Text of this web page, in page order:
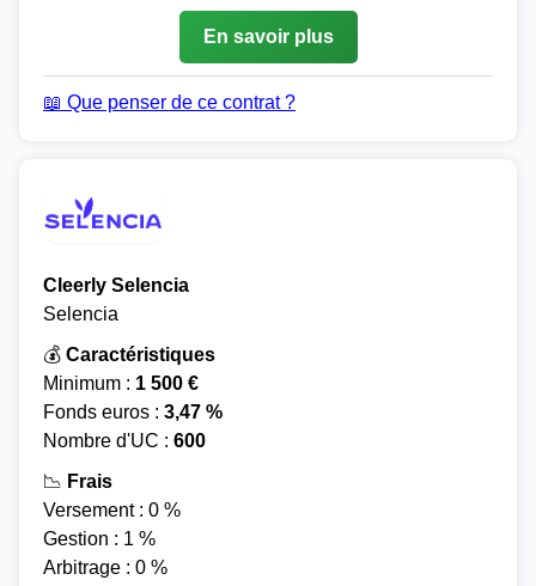
En savoir plus
📖 Que penser de ce contrat ?
Cleerly Selencia
Selencia
💰 Caractéristiques
Minimum : 1 500 €
Fonds euros : 3,47 %
Nombre d'UC : 600
📉 Frais
Versement : 0 %
Gestion : 1 %
Arbitrage : 0 %